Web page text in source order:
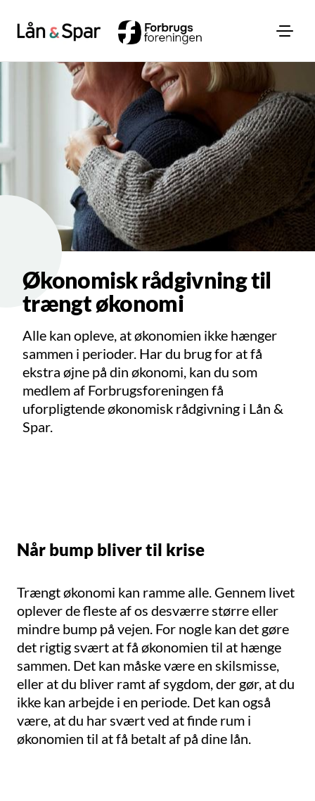
Økonomisk rådgivning til
trængt økonomi
Alle kan opleve, at økonomien ikke hænger
sammen i perioder. Har du brug for at få
ekstra øjne på din økonomi, kan du som
medlem af Forbrugsforeningen få
uforpligtende økonomisk rådgivning i Lån &
Spar.
Når bump bliver til krise
Trængt økonomi kan ramme alle. Gennem livet
oplever de fleste af os desværre større eller
mindre bump på vejen. For nogle kan det gøre
det rigtig svært at få økonomien til at hænge
sammen. Det kan måske være en skilsmisse,
eller at du bliver ramt af sygdom, der gør, at du
ikke kan arbejde i en periode. Det kan også
være, at du har svært ved at finde rum i
økonomien til at få betalt af på dine lån.